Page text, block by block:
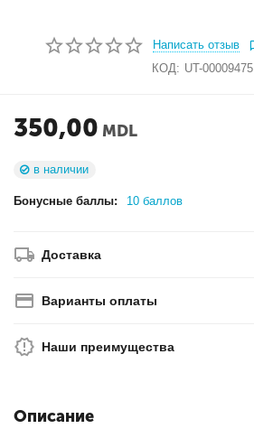
Написать отзыв
КОД: UT-00009475
350,00 MDL
в наличии
Бонусные баллы: 10 баллов
Доставка
Варианты оплаты
Наши преимущества
Описание